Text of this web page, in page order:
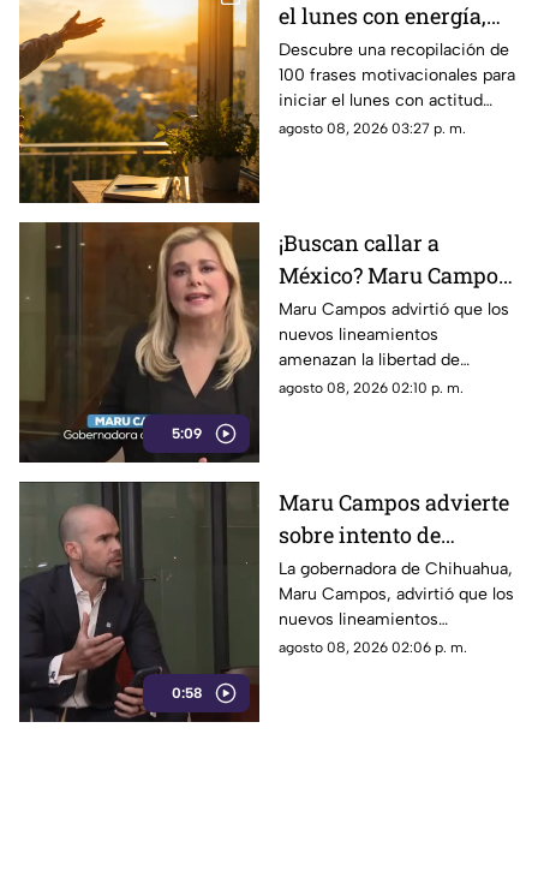
el lunes con energía,
motivación y éxito
Descubre una recopilación de
100 frases motivacionales para
iniciar el lunes con actitud
positiva, superar la rutina y
agosto 08, 2026 03:27 p. m.
5:09
¡Buscan callar a
México? Maru Campos
rechaza regulaciones
que amenazan la
libertad de expresión y
sancionan a la prensa
Maru Campos advirtió que los
nuevos lineamientos
amenazan la libertad de
expresión al permitir al poder
agosto 08, 2026 02:10 p. m.
0:58
Maru Campos advierte
sobre intento de
censura del Gobierno
Federal bajo la nueva
ley que controla a los
medios
La gobernadora de Chihuahua,
Maru Campos, advirtió que los
nuevos lineamientos
impulsados por el Gobierno
agosto 08, 2026 02:06 p. m.